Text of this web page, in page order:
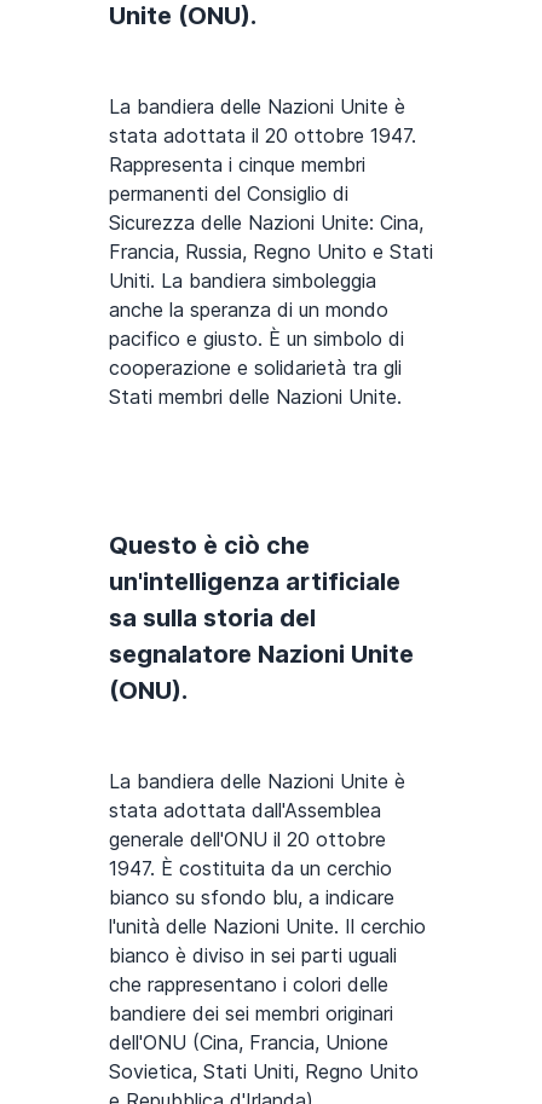
Unite (ONU).
La bandiera delle Nazioni Unite è
stata adottata il 20 ottobre 1947.
Rappresenta i cinque membri
permanenti del Consiglio di
Sicurezza delle Nazioni Unite: Cina,
Francia, Russia, Regno Unito e Stati
Uniti. La bandiera simboleggia
anche la speranza di un mondo
pacifico e giusto. È un simbolo di
cooperazione e solidarietà tra gli
Stati membri delle Nazioni Unite.
Questo è ciò che
un'intelligenza artificiale
sa sulla storia del
segnalatore Nazioni Unite
(ONU).
La bandiera delle Nazioni Unite è
stata adottata dall'Assemblea
generale dell'ONU il 20 ottobre
1947. È costituita da un cerchio
bianco su sfondo blu, a indicare
l'unità delle Nazioni Unite. Il cerchio
bianco è diviso in sei parti uguali
che rappresentano i colori delle
bandiere dei sei membri originari
dell'ONU (Cina, Francia, Unione
Sovietica, Stati Uniti, Regno Unito